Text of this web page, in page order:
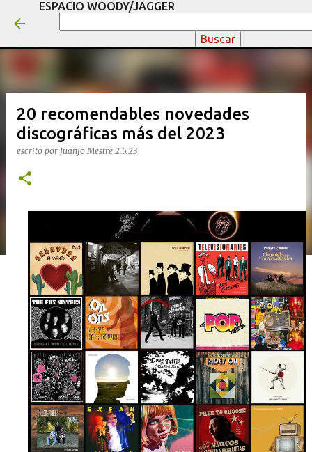
Ir al contenido principal
ESPACIO WOODY/JAGGER
20 recomendables novedades
discográficas más del 2023
escrito por Juanjo Mestre 2.5.23